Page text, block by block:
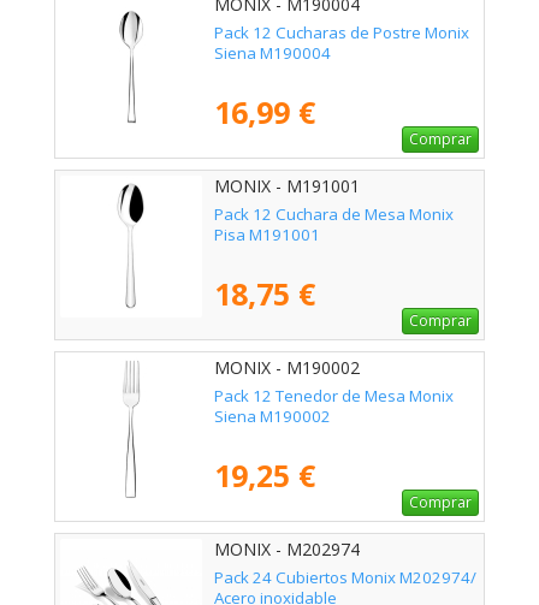
MONIX - M190004
Pack 12 Cucharas de Postre Monix
Siena M190004
16,99 €
Comprar
MONIX - M191001
Pack 12 Cuchara de Mesa Monix
Pisa M191001
18,75 €
Comprar
MONIX - M190002
Pack 12 Tenedor de Mesa Monix
Siena M190002
19,25 €
Comprar
MONIX - M202974
Pack 24 Cubiertos Monix M202974/
Acero inoxidable